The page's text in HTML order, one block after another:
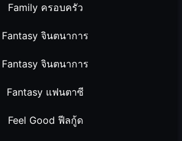
Family ครอบครัว
Fantasy จินตนาการ
Fantasy จินตนาการ
Fantasy แฟนตาซี
Feel Good ฟีลกู้ด